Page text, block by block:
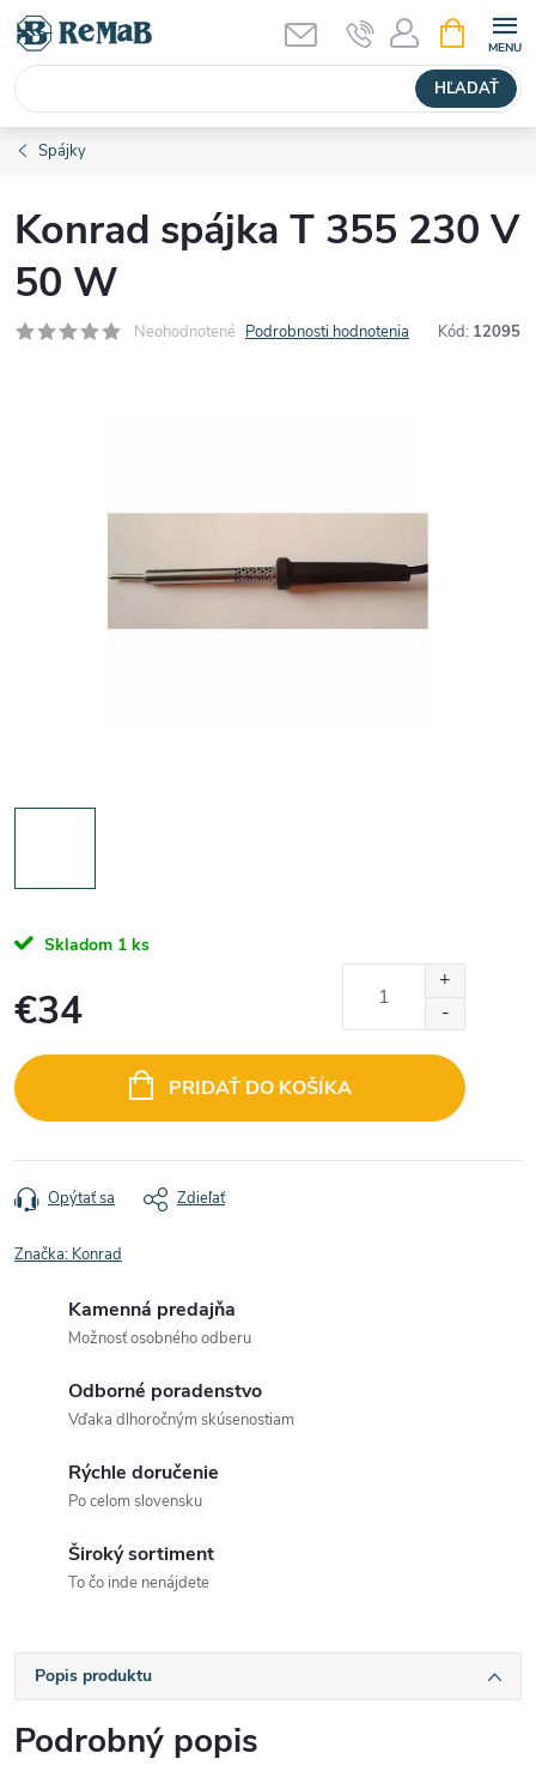
Prejsť
obsah
HĽADAŤ
KOŠÍK
Spájky
Konrad spájka T 355 230 V
50 W
Neohodnotené Podrobnosti hodnotenia Kód: 12095
Skladom 1 ks
€34
cena:
PRIDAŤ DO KOŠÍKA
Opýtať sa Zdieľať
Značka: Konrad
Kamenná predajňa
Možnosť osobného odberu
Odborné poradenstvo
Vďaka dlhoročným skúsenostiam
Rýchle doručenie
Po celom slovensku
Široký sortiment
To čo inde nenájdete
Popis produktu
Podrobný popis